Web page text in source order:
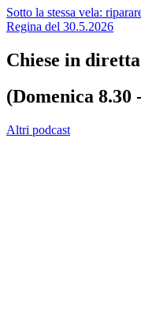
Sotto la stessa vela:
Regina del 30.5.2026
Chiese in diretta
(Domenica 8.30
Altri podcast